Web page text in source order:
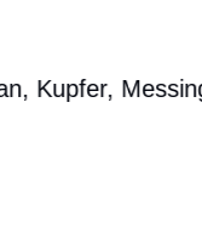
Produktions-